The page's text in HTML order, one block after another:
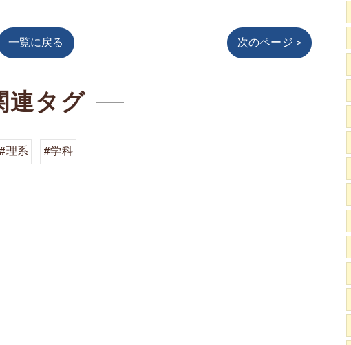
一覧に戻る 次のページ >
連タグ
#理系 #学科